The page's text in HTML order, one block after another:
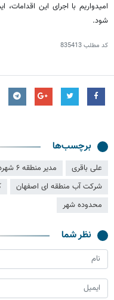
امیدواریم با اجرای این
شود.
کد مطلب835413
برچسب‌ها
علی باقری مدیر منطقه ۶ شهرداری اصفهان
شرکت آب منطقه ای اصفهان
محدوده شهر
نظر شما